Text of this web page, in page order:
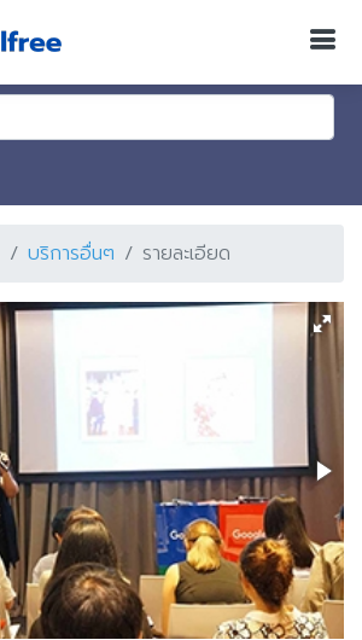
บริการอื่นๆ รายละเอียด